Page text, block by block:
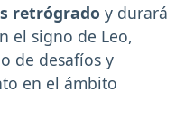
retrógrado y durará
el signo de Leo,
de desafíos y
en el ámbito